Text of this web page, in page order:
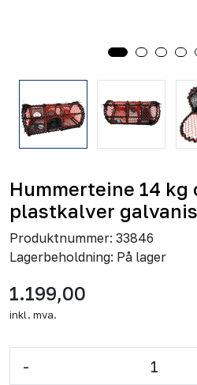
Hummerteine 14 kg
plastkalver
Produktnummer: 33846
Lagerbeholdning: På lager
1.199,00
inkl. mva.
-